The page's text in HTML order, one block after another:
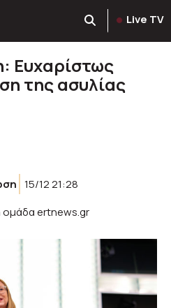
Live TV
Ευχαρίστως
της ασυλίας
15/12 21:28
ομάδα ertnews.gr